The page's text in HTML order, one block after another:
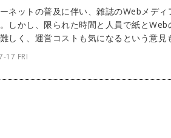
ネットの普及に伴い、雑誌のWebメディ
しかし、限られた時間と人員で紙とWeb
しく、運営コストも気になるという意見
ここでは、『webオートバイ』にてdino
17 FRI